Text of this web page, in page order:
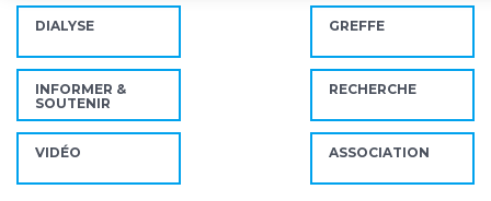
DIALYSE GREFFE
INFORMER &
SOUTENIR
RECHERCHE
VIDÉO ASSOCIATION